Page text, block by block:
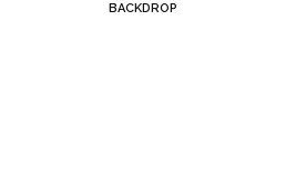
BACKDROP